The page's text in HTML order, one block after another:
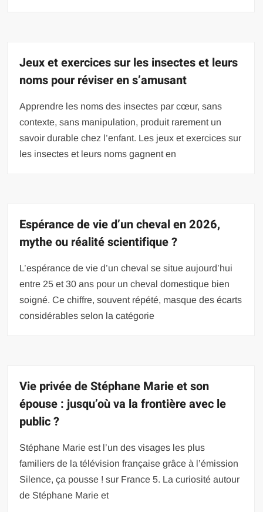
Jeux et exercices sur les insectes et leurs
noms pour réviser en s’amusant
Apprendre les noms des insectes par cœur, sans
contexte, sans manipulation, produit rarement un
savoir durable chez l’enfant. Les jeux et exercices sur
les insectes et leurs noms gagnent en
Espérance de vie d’un cheval en 2026,
mythe ou réalité scientifique ?
L’espérance de vie d’un cheval se situe aujourd’hui
entre 25 et 30 ans pour un cheval domestique bien
soigné. Ce chiffre, souvent répété, masque des écarts
considérables selon la catégorie
Vie privée de Stéphane Marie et son
épouse : jusqu’où va la frontière avec le
public ?
Stéphane Marie est l’un des visages les plus
familiers de la télévision française grâce à l’émission
Silence, ça pousse ! sur France 5. La curiosité autour
de Stéphane Marie et